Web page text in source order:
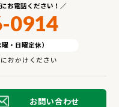
お電話ください！
0914
・日曜定休）
おかけください
お問い合わせ